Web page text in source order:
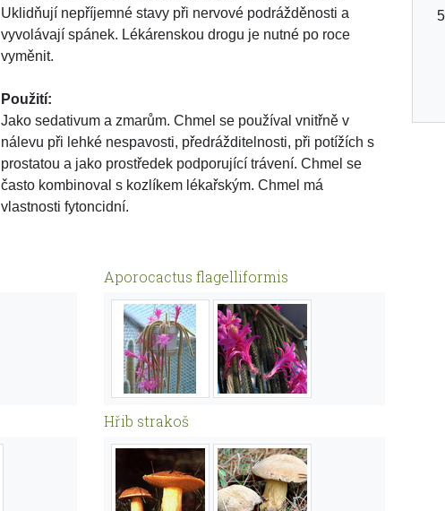
Uklidňují nepříjemné stavy při nervové podrážděnosti a
vyvolávají spánek. Lékárenskou drogu je nutné po roce
vyměnit.
Použití:
Jako sedativum a zmarům. Chmel se používal vnitřně v
nálevu při lehké nespavosti, předrážditelnosti, při potížích s
prostatou a jako prostředek podporující trávení. Chmel se
často kombinoval s kozlíkem lékařským. Chmel má
vlastnosti fytoncidní.
Aporocactus flagelliformis
Hřib strakoš